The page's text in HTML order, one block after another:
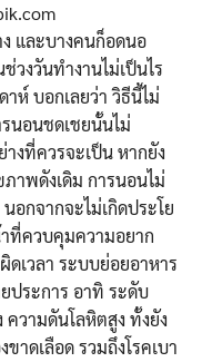
และบางคนก็อดนอ
วงวันทำงานไม่เป็นไร
ห์ บอกเลยว่า วิธีนี้ไม่
นอนชดเชยนั้นไม่
างที่ควรจะเป็น หากยัง
าพดังเดิม การนอนไม่
กจากจะไม่เกิดประโย
ที่ควบคุมความอยาก
เวลา ระบบย่อยอาหาร
ประการ อาทิ ระดับ
ความดันโลหิตสูง ทั้งยัง
ขาดเลือด รวมถึงโรคเบา